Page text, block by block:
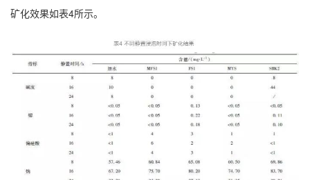
矿化效果如表4所示。